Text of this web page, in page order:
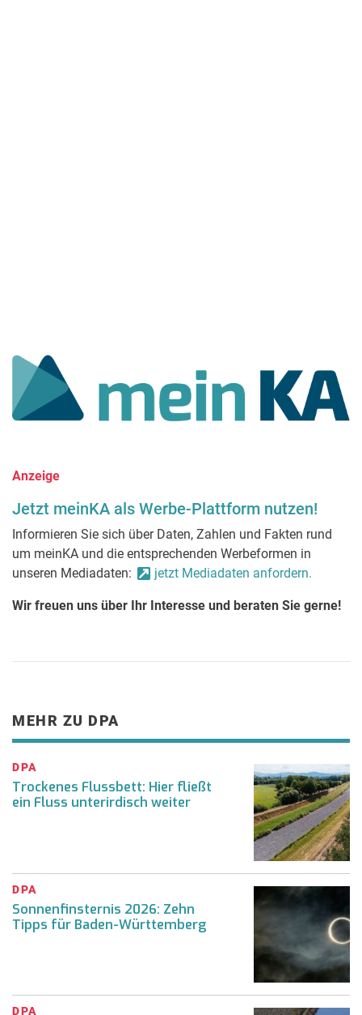
Anzeige
Jetzt meinKA als Werbe-Plattform nutzen!
Informieren Sie sich über Daten, Zahlen und Fakten rund
um meinKA und die entsprechenden Werbeformen in
unseren Mediadaten:
jetzt Mediadaten anfordern.
Wir freuen uns über Ihr Interesse und beraten Sie gerne!
MEHR ZU DPA
DPA
Trockenes Flussbett: Hier fließt
ein Fluss unterirdisch weiter
DPA
Sonnenfinsternis 2026: Zehn
Tipps für Baden-Württemberg
DPA